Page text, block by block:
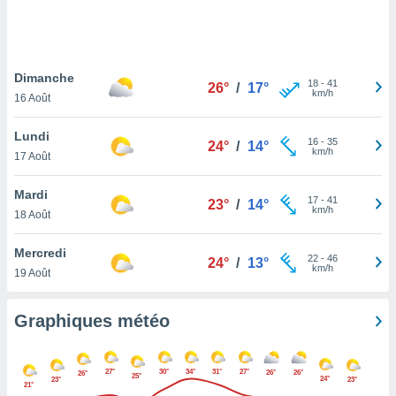
pas
de
à
cas,
que
sur le
ne
Dimanche
16 Août
26° / 17° 18- 41
km/h
Lundi
17 Août
24° / 14° 16- 35
km/h
Mardi
18 Août
23° / 14° 17- 41
km/h
Mercredi
19 Août
24° / 13° 22- 46
km/h
Graphiques météo
21°
23°
26° 27°
25°
30° 34° 31° 27° 26° 26°
24° 23°